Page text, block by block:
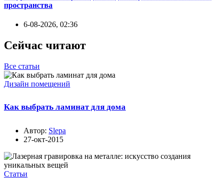
пространства
6-08-2026, 02:36
Сейчас читают
Все статьи
Дизайн помещений
Как выбрать ламинат для дома
Автор: Slepa
27-окт-2015
Статьи